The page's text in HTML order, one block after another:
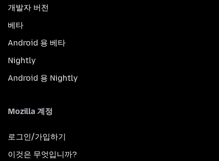
개발자 버전
베타
Android 용 베타
Nightly
Android 용 Nightly
Mozilla 계정
로그인/가입하기
이것은 무엇입니까?